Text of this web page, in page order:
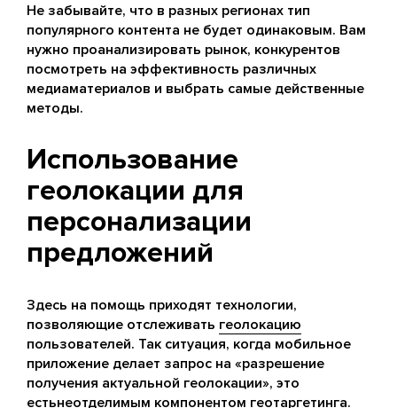
Не забывайте, что в разных регионах тип
популярного контента не будет одинаковым. Вам
нужно проанализировать рынок, конкурентов
посмотреть на эффективность различных
медиаматериалов и выбрать самые действенные
методы.
Использование
геолокации для
персонализации
предложений
Здесь на помощь приходят технологии,
позволяющие отслеживать геолокацию
пользователей. Так ситуация, когда мобильное
приложение делает запрос на «разрешение
получения актуальной геолокации», это
естьнеотделимым компонентом геотаргетинга.